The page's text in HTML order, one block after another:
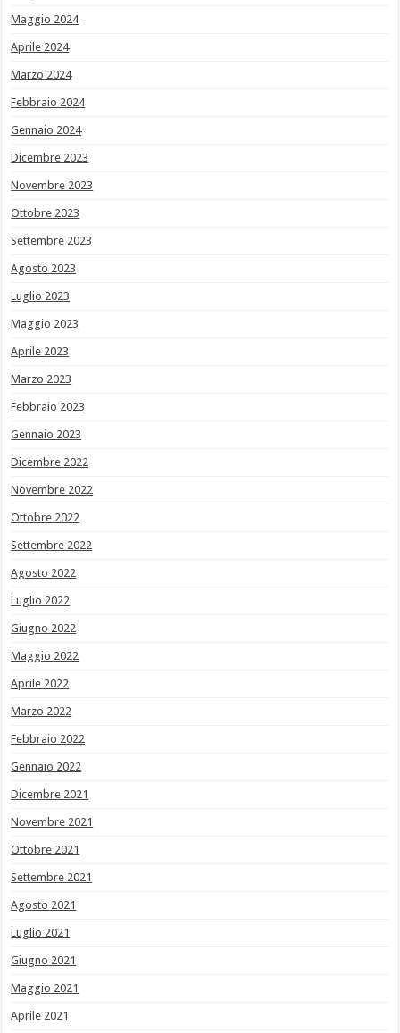
Maggio 2024
Aprile 2024
Marzo 2024
Febbraio 2024
Gennaio 2024
Dicembre 2023
Novembre 2023
Ottobre 2023
Settembre 2023
Agosto 2023
Luglio 2023
Maggio 2023
Aprile 2023
Marzo 2023
Febbraio 2023
Gennaio 2023
Dicembre 2022
Novembre 2022
Ottobre 2022
Settembre 2022
Agosto 2022
Luglio 2022
Giugno 2022
Maggio 2022
Aprile 2022
Marzo 2022
Febbraio 2022
Gennaio 2022
Dicembre 2021
Novembre 2021
Ottobre 2021
Settembre 2021
Agosto 2021
Luglio 2021
Giugno 2021
Maggio 2021
Aprile 2021